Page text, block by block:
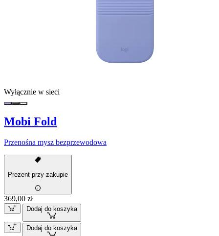
Wyłącznie w sieci
Mobi Fold
Przenośna mysz bezprzewodowa
Prezent przy zakupie
369,00 zł
Dodaj do koszyka
Dodaj do koszyka